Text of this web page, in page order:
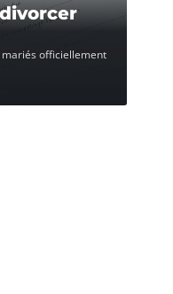
mariés officiellement